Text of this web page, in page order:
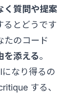
く質問や提案
るとどうです
たのコード
を添える。
になり得るの
する、